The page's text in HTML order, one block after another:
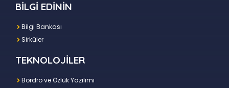
BİLGİ EDİNİN
Bilgi Bankası
Sirküler
TEKNOLOJİLER
Bordro ve Özlük Yazılımı